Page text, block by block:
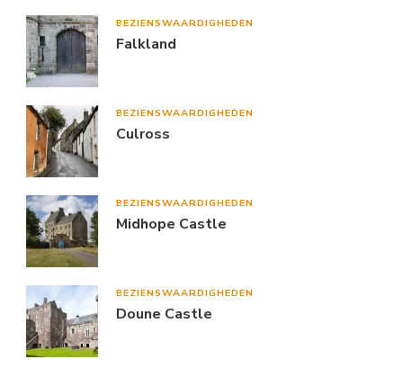
BEZIENSWAARDIGHEDEN
Falkland
BEZIENSWAARDIGHEDEN
Culross
BEZIENSWAARDIGHEDEN
Midhope Castle
BEZIENSWAARDIGHEDEN
Doune Castle